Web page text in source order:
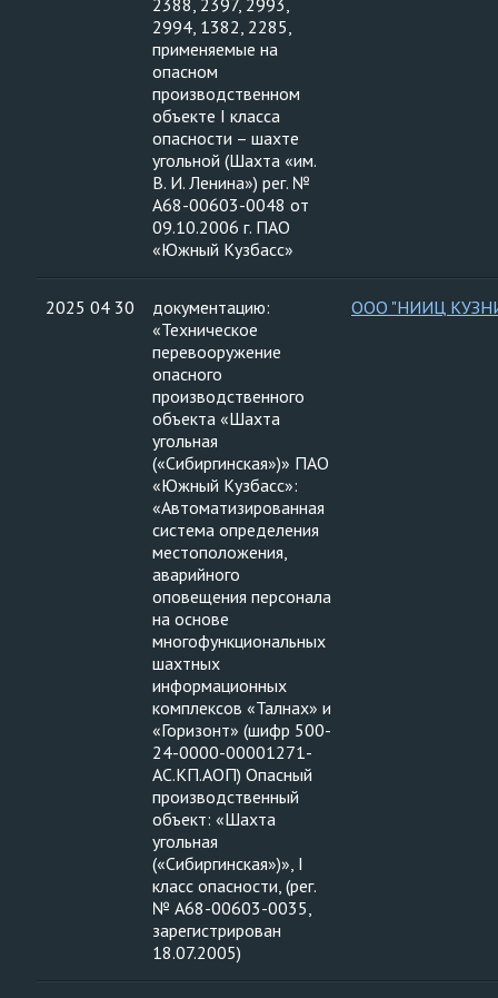
2388, 2397, 2993,
2994, 1382, 2285,
применяемые на
опасном
производственном
объекте I класса
опасности – шахте
угольной (Шахта «им.
В. И. Ленина») рег. №
А68-00603-0048 от
09.10.2006 г. ПАО
«Южный Кузбасс»
2025 04 30
документацию:
«Техническое
перевооружение
опасного
производственного
объекта «Шахта
угольная
(«Сибиргинская»)» ПАО
«Южный Кузбасс»:
«Автоматизированная
система определения
местоположения,
аварийного
оповещения персонала
на основе
многофункциональных
шахтных
информационных
комплексов «Талнах» и
«Горизонт» (шифр 500-
24-0000-00001271-
АС.КП.АОП) Опасный
производственный
объект: «Шахта
угольная
(«Сибиргинская»)», I
класс опасности, (рег.
№ А68-00603-0035,
зарегистрирован
18.07.2005)
ООО "НИИЦ